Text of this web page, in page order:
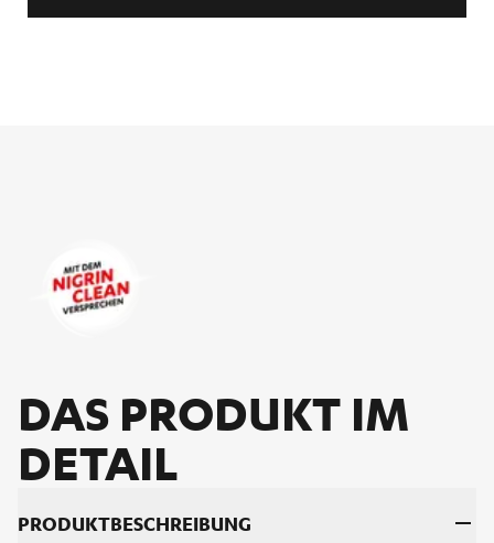
DAS PRO­DUKT IM
DE­TAIL
PRO­DUKT­BE­SCHREI­BUNG